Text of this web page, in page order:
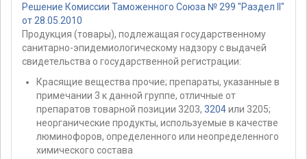
Решение Комиссии Таможенного Союза № 299 "Раздел II"
от 28.05.2010
Продукция (товары), подлежащая государственному
санитарно-эпидемиологическому надзору с выдачей
свидетельства о государственной регистрации:
Красящие вещества прочие; препараты, указанные в
примечании 3 к данной группе, отличные от
препаратов товарной позиции 3203, 3204или 3205;
неорганические продукты, используемые в качестве
люминофоров, определенного или неопределенного
химического состава